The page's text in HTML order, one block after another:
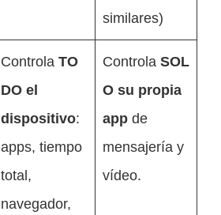
similares)
Controla TO
DO el
dispositivo:
apps, tiempo
total,
navegador,
Controla SOL
O su propia
app de
mensajería y
vídeo.